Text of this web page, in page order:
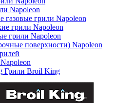
Napoleon
газовые грили Napoleon
грили Napoleon
грили Napoleon
поверхности) Napoleon
Грили Broil King